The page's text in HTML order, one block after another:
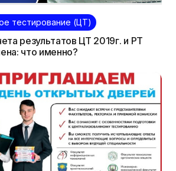
тестирование (ЦТ)
результатов ЦТ 2019г. и РТ
что именно?